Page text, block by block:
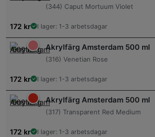
(344) Caput Mortuum Violet
172 kr I lager: 1-3 arbetsdagar
Akrylfärg Amsterdam 500 ml
(316) Venetian Rose
172 kr I lager: 1-3 arbetsdagar
Akrylfärg Amsterdam 500 ml
(317) Transparent Red Medium
172 kr I lager: 1-3 arbetsdagar